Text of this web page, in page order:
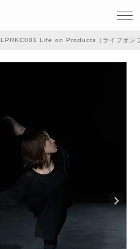
LPRKC001 Life on Products（ライフオン